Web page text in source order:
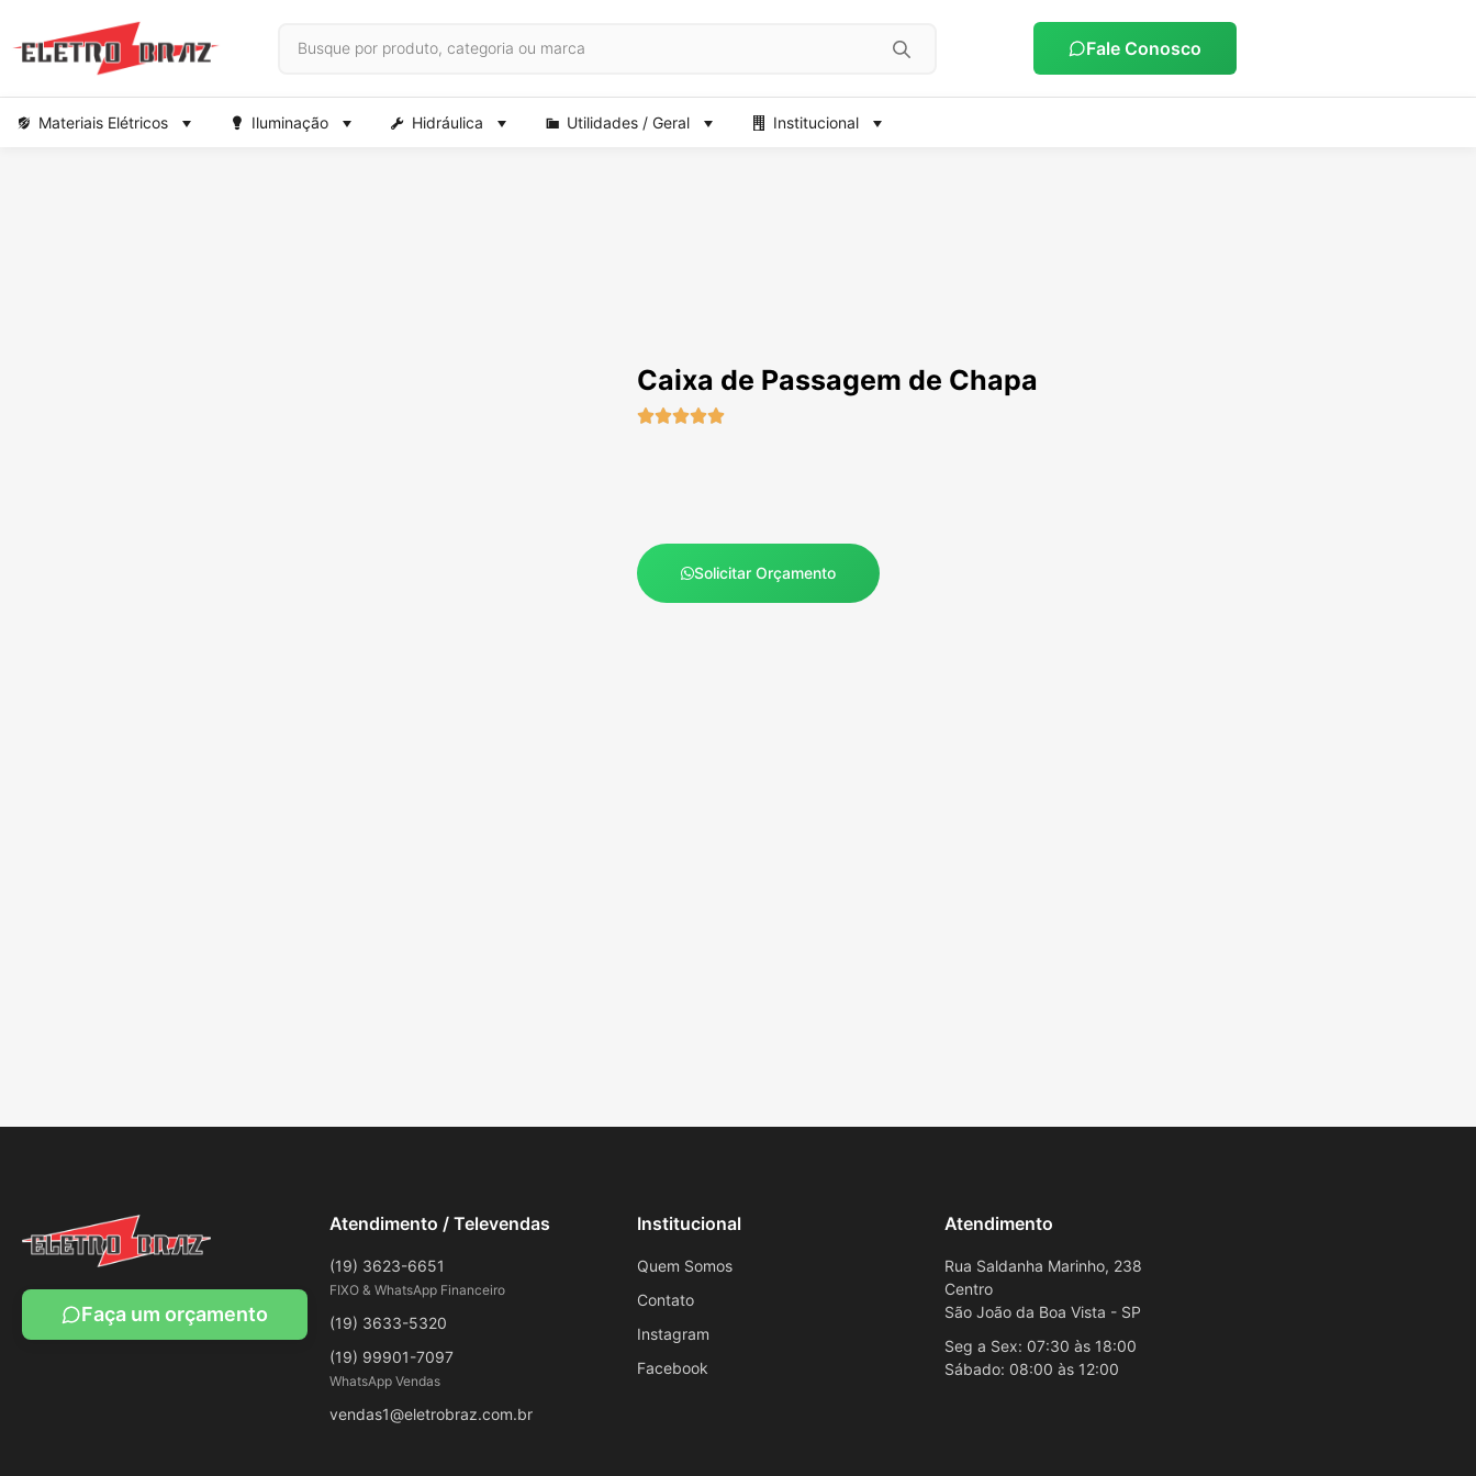
Fale Conosco
Materiais Elétricos Iluminação Hidráulica Utilidades / Geral Institucional
Caixa de Passagem de Chapa

Solicitar Orçamento
Faça um orçamento
Atendimento / Televendas
(19) 3623-6651
FIXO & WhatsApp Financeiro
(19) 3633-5320
(19) 99901-7097
WhatsApp Vendas
vendas1@eletrobraz.com.br
Institucional
Quem Somos
Contato
Instagram
Facebook
Atendimento
Rua Saldanha Marinho, 238
Centro
São João da Boa Vista - SP
Seg a Sex: 07:30 às 18:00
Sábado: 08:00 às 12:00